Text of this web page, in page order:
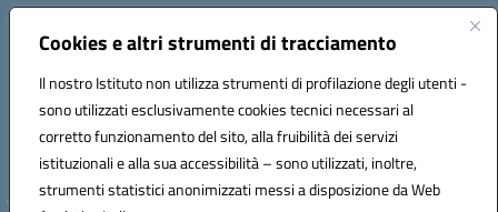
Cookies e altri strumenti di tracciamento
Il nostro Istituto non utilizza strumenti di profilazione degli utenti -
sono utilizzati esclusivamente cookies tecnici necessari al
corretto funzionamento del sito, alla fruibilità dei servizi
istituzionali e alla sua accessibilità – sono utilizzati, inoltre,
strumenti statistici anonimizzati messi a disposizione da Web
Indirizzo:
Centralino:0924 534873 Salemi - 0924534879 Partanna
Posta elettronica certificata (PEC):tpis002005@pec.istruzione.it
Codice fiscale: 90000320813
Codice meccanografico: TPIS002005